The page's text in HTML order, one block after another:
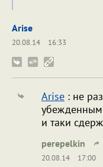
Arise
20.08.14
16:33
Arise : не
и таки
perepelkin
20.08.14 17:00